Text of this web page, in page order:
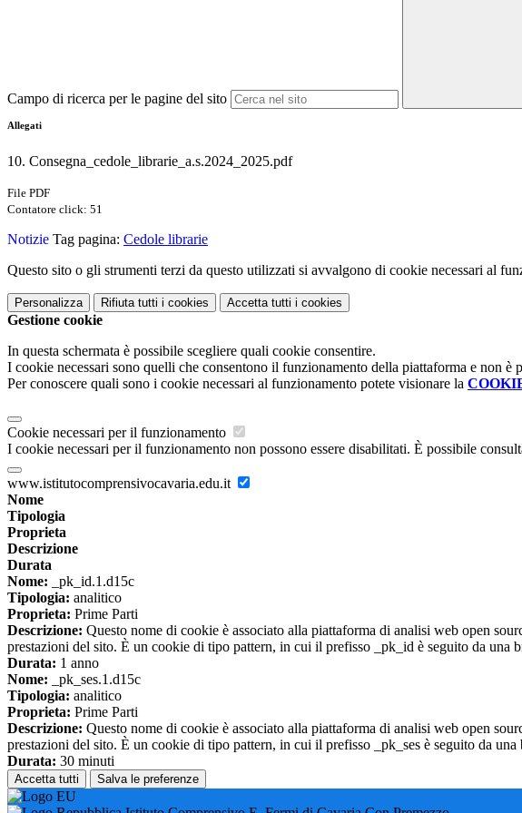
Campo di ricerca per le pagine del sito
Allegati
10. Consegna_cedole_librarie_a.s.2024_2025.pdf
File PDF
Contatore click: 51
Notizie Tag pagina: Cedole librarie
Questo sito o gli strumenti terzi da questo utilizzati si avvalgono di cookie necessari al
Personalizza Rifiuta tutti i cookies Accetta tutti i cookies
Gestione cookie
In questa schermata è possibile scegliere quali cookie consentire.
I cookie necessari sono quelli che consentono il funzionamento della piattaforma e non è
Per conoscere quali sono i cookie necessari al funzionamento potete visionare la
Cookie necessari per il funzionamento
I cookie necessari per il funzionamento non possono essere disabilitati. È possibile
www.istitutocomprensivocavaria.edu.it
Nome
Tipologia
Proprieta
Descrizione
Durata
Nome: _pk_id.1.d15c
Tipologia: analitico
Proprieta: Prime Parti
Descrizione: Questo nome di cookie è associato alla piattaforma di analisi web open
prestazioni del sito. È un cookie di tipo pattern, in cui il prefisso _pk_id è seguito da
Durata: 1 anno
Nome: _pk_ses.1.d15c
Tipologia: analitico
Proprieta: Prime Parti
Descrizione: Questo nome di cookie è associato alla piattaforma di analisi web open
prestazioni del sito. È un cookie di tipo pattern, in cui il prefisso _pk_ses è seguito da
Durata: 30 minuti
Accetta tutti Salva le preferenze